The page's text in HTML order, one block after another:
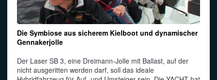
Die Symbiose aus sicherem Kielboot und dynamischer
Gennakerjolle
Der Laser SB 3, eine Dreimann-Jolle mit Ballast, auf der
nicht ausgeritten werden darf, soll das ideale